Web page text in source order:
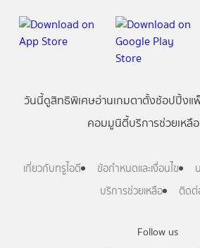
Follow us
วันนี้ดูสิทธิพิเศษอ่านเกมตาตั้งช้อปปิ้งแ
คอมมูนิตี้บริการช่วยเหลื
เกี่ยวกับทรูไอดี ข้อกำหนดและเงื่อนไข
บริการช่วยเหลือ
ติดต่